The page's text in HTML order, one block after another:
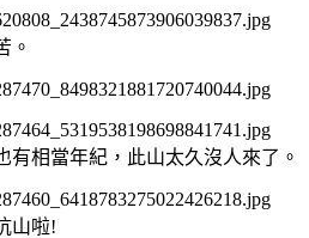
。
有相當年紀，此山太久沒人來了。
山啦!